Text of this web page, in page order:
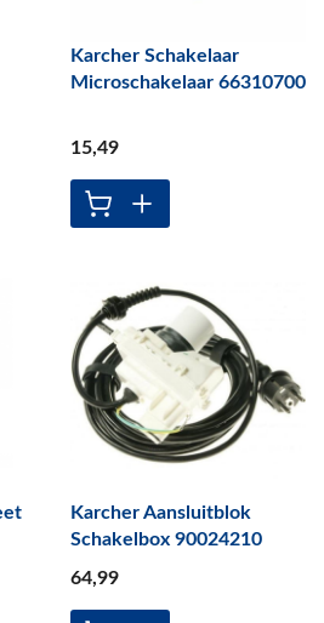
Karcher Schakelaar
Microschakelaar 66310700
15,49
Karcher Aansluitblok
Schakelbox 90024210
64,99